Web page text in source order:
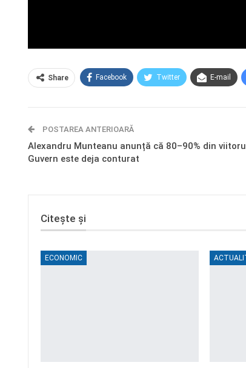
Share Facebook Twitter E-mail
POSTAREA ANTERIOARĂ
Alexandru Munteanu anunță că 80–90% din
Guvern este deja conturat
Citește și
ECONOMIC